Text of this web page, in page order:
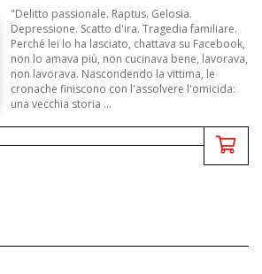
"Delitto passionale. Raptus. Gelosia.
Depressione. Scatto d'ira. Tragedia familiare.
Perché lei lo ha lasciato, chattava su Facebook,
non lo amava più, non cucinava bene, lavorava,
non lavorava. Nascondendo la vittima, le
cronache finiscono con l'assolvere l'omicida:
una vecchia storia ...